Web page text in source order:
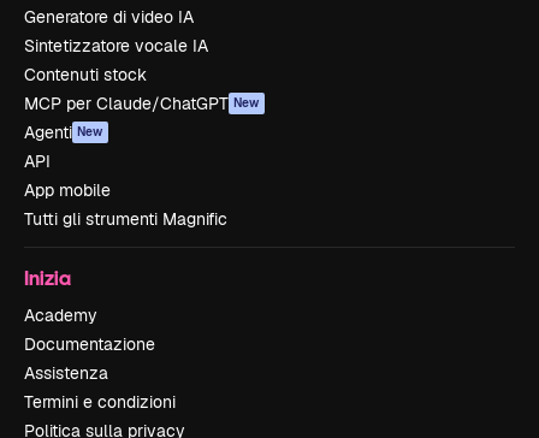
Generatore di video IA
Sintetizzatore vocale IA
Contenuti stock
MCP per Claude/ChatGPT New
Agenti New
API
App mobile
Tutti gli strumenti Magnific
Inizia
Academy
Documentazione
Assistenza
Termini e condizioni
Politica sulla privacy